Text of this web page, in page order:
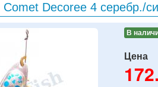
Decoree 4 серебр./
В
Цена